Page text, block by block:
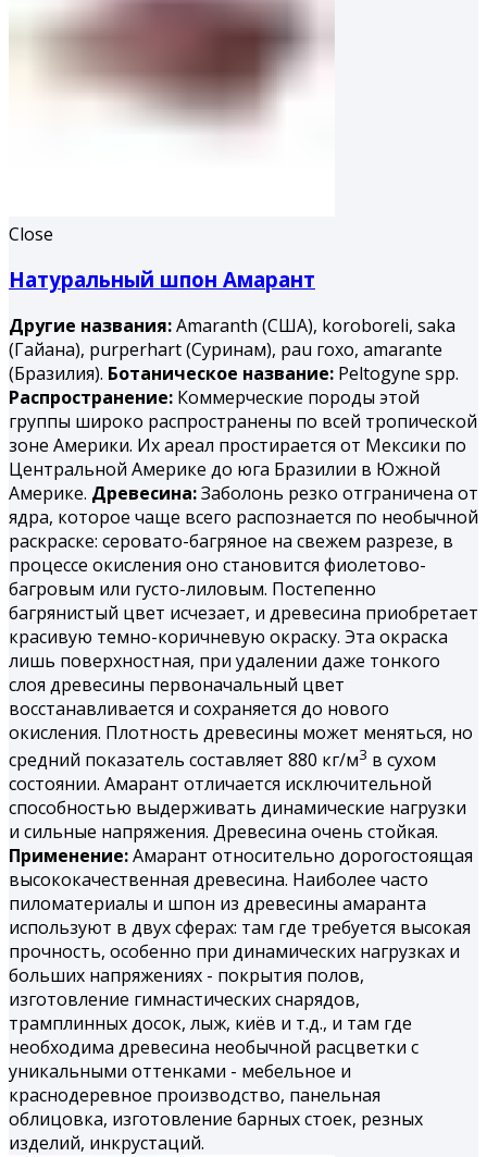
Close
Натуральный шпон Амарант
Другие названия:Amaranth (США), koroboreli, saka
(Гайана), purperhart (Суринам), раu гохо, amarantе
(Бразилия). Ботаническое название: Peltogyne spp.
Распространение: Коммерческие породы этой
группы широко распространены по всей тропической
зоне Америки. Их ареал простирается от Мексики по
Центральной Америке до юга Бразилии в Южной
Америке. Древесина:Заболонь резко отграничена от
ядра, которое чаще всего распознается по необычной
раскраске: серовато-багряное на свежем разрезе, в
процессе окисления оно становится фиолетово-
багровым или густо-лиловым. Постепенно
багрянистый цвет исчезает, и древесина приобретает
красивую темно-коричневую окраску. Эта окраска
лишь поверхностная, при удалении даже тонкого
слоя древесины первоначальный цвет
восстанавливается и сохраняется до нового
окисления. Плотность древесины может меняться, но
средний показатель составляет 880 кг/м3 в сухом
состоянии. Амарант отличается исключительной
способностью выдерживать динамические нагрузки
и сильные напряжения. Древесина очень стойкая.
Применение:Амарант относительно дорогостоящая
высококачественная древесина. Наиболее часто
пиломатериалы и шпон из древесины амаранта
используют в двух сферах: там где требуется высокая
прочность, особенно при динамических нагрузках и
больших напряжениях - покрытия полов,
изготовление гимнастических снарядов,
трамплинных досок, лыж, киёв и т.д., и там где
необходима древесина необычной расцветки с
уникальными оттенками - мебельное и
краснодеревное производство, панельная
облицовка, изготовление барных стоек, резных
изделий, инкрустаций.